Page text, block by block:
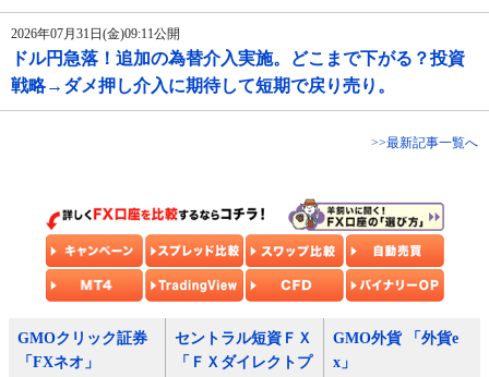
2026年07月31日(金)09:11公開
ドル円急落！追加の為替介入実施。どこまで下がる？投資
戦略→ダメ押し介入に期待して短期で戻り売り。
>>最新記事一覧へ
GMOクリック証券
「FXネオ」
セントラル短資ＦＸ
「ＦＸダイレクトプ
GMO外貨 「外貨e
x」